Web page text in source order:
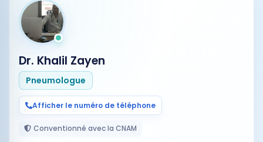
Dr. Khalil Zayen
Pneumologue
Afficher le numéro de téléphone
Conventionné avec la CNAM